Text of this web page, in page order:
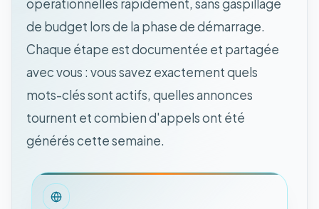
opérationnelles rapidement, sans gaspillage
de budget lors de la phase de démarrage.
Chaque étape est documentée et partagée
avec vous : vous savez exactement quels
mots-clés sont actifs, quelles annonces
tournent et combien d'appels ont été
générés cette semaine.